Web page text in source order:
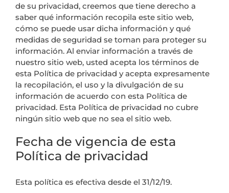
de su privacidad, creemos que tiene derecho a
saber qué información recopila este sitio web,
cómo se puede usar dicha información y qué
medidas de seguridad se toman para proteger su
información. Al enviar información a través de
nuestro sitio web, usted acepta los términos de
esta Política de privacidad y acepta expresamente
la recopilación, el uso y la divulgación de su
información de acuerdo con esta Política de
privacidad. Esta Política de privacidad no cubre
ningún sitio web que no sea el sitio web.
Fecha de vigencia de esta
Política de privacidad
Esta política es efectiva desde el 31/12/19.